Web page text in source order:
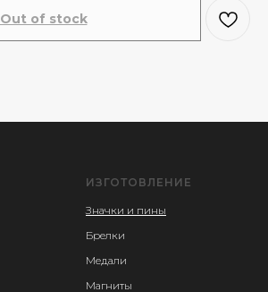
Out of stock
ИЗГОТОВЛЕНИЕ
Значки и пины
Брелки
Медали
Магниты